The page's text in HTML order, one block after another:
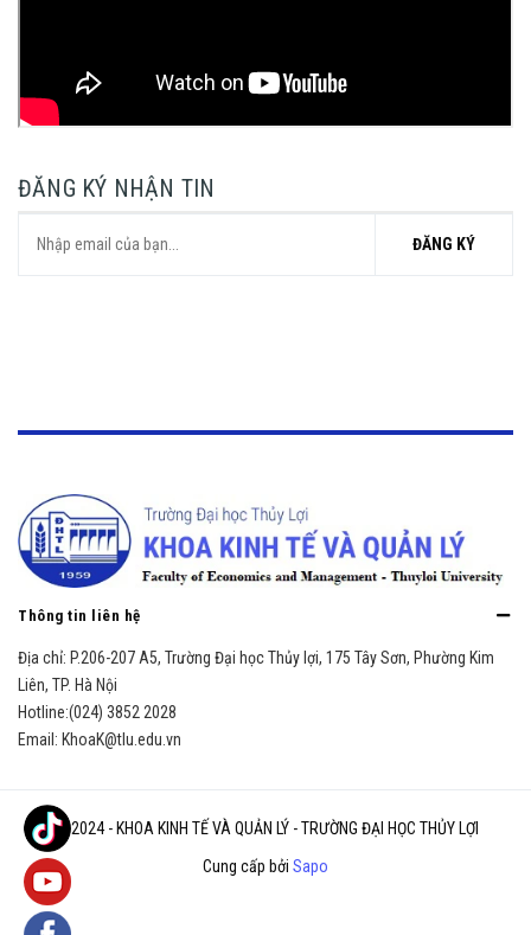
ĐĂNG KÝ NHẬN TIN
ĐĂNG KÝ
Thông tin liên hệ
Địa chỉ: P.206-207 A5, Trường Đại học Thủy lợi, 175 Tây Sơn, Phường Kim
Liên, TP. Hà Nội
Hotline:(024) 3852 2028
Email: KhoaK@tlu.edu.vn
© 2024 - KHOA KINH TẾ VÀ QUẢN LÝ - TRƯỜNG ĐẠI HỌC THỦY LỢI
Cung cấp bởi Sapo